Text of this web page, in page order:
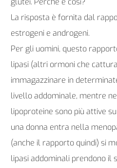
La risposta è fornita dal
estrogeni e androgeni.
Per gli uomini, questo
lipasi (altri ormoni che
immagazzinare in
livello addominale, mentre
lipoproteine sono più attive
una donna entra nella
(anche il rapporto quindi) si
lipasi addominali prendono il